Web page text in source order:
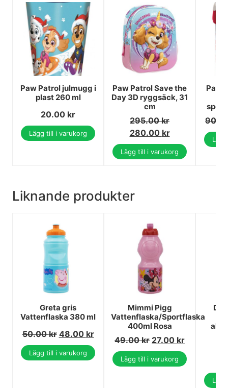
Paw Patrol julmugg i
plast 260 ml
20.00 kr
Lägg till i varukorg
Paw Patrol Save the
Day 3D ryggsäck, 31
cm
295.00kr
280.00 kr
Lägg till i varukorg
Paw
Liknande produkter
Greta gris
Vattenflaska 380 ml
50.00kr 48.00 kr
Lägg till i varukorg
Mimmi Pigg
Vattenflaska/Sportflaska
400ml Rosa
49.00kr 27.00 kr
Lägg till i varukorg